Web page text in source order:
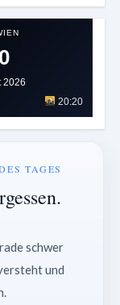
2026
20:20
TAGES
schwer
und